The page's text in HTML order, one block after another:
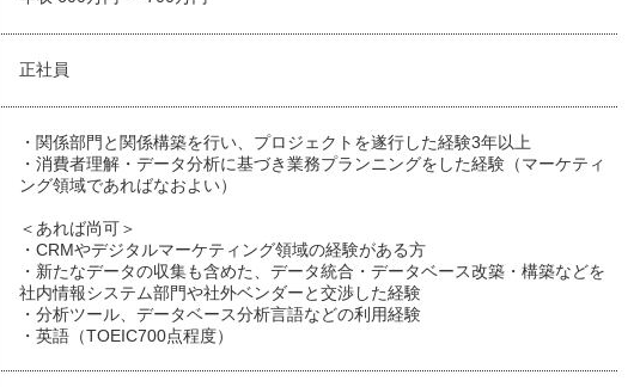
正社員
・関係部門と関係構築を行い、プロジェクトを遂行した経験3年以上
・消費者理解・データ分析に基づき業務プランニングをした経験（マーケティ
ング領域であればなおよい）
＜あれば尚可＞
・CRMやデジタルマーケティング領域の経験がある方
・新たなデータの収集も含めた、データ統合・データベース改築・構築などを
社内情報システム部門や社外ベンダーと交渉した経験
・分析ツール、データベース分析言語などの利用経験
・英語（TOEIC700点程度）